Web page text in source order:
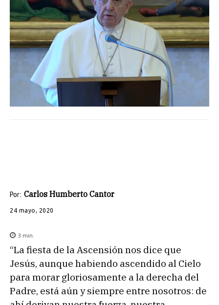
Por: Carlos Humberto Cantor
24 mayo, 2020
3 min.
“La fiesta de la Ascensión nos dice que
Jesús, aunque habiendo ascendido al Cielo
para morar gloriosamente a la derecha del
Padre, está aún y siempre entre nosotros: de